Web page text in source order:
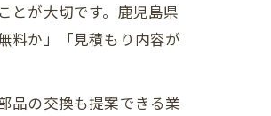
とが大切です。鹿児島県
料か」「見積もり内容が
品の交換も提案できる業